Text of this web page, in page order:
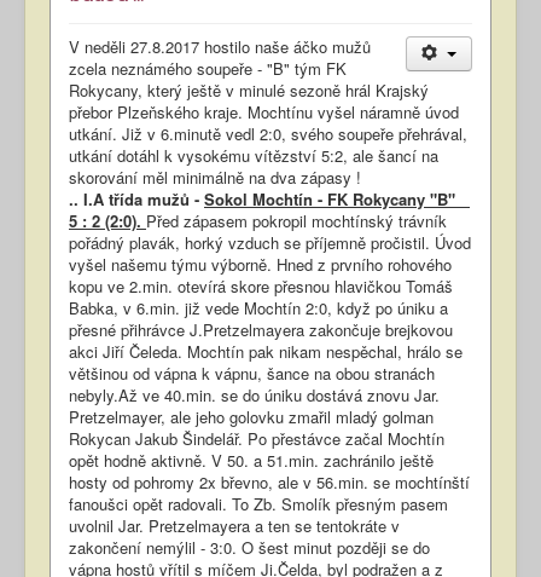
V neděli 27.8.2017 hostilo naše áčko mužů
zcela neznámého soupeře - "B" tým FK
Rokycany, který ještě v minulé sezoně hrál Krajský
přebor Plzeňského kraje. Mochtínu vyšel náramně úvod
utkání. Již v 6.minutě vedl 2:0, svého soupeře přehrával,
utkání dotáhl k vysokému vítězství 5:2, ale šancí na
skorování měl minimálně na dva zápasy !
.. I.A třída mužů - Sokol Mochtín - FK Rokycany "B"
5 : 2 (2:0). Před zápasem pokropil mochtínský trávník
pořádný plavák, horký vzduch se příjemně pročistil. Úvod
vyšel našemu týmu výborně. Hned z prvního rohového
kopu ve 2.min. otevírá skore přesnou hlavičkou Tomáš
Babka, v 6.min. již vede Mochtín 2:0, když po úniku a
přesné přihrávce J.Pretzelmayera zakončuje brejkovou
akci Jiří Čeleda. Mochtín pak nikam nespěchal, hrálo se
většinou od vápna k vápnu, šance na obou stranách
nebyly.Až ve 40.min. se do úniku dostává znovu Jar.
Pretzelmayer, ale jeho golovku zmařil mladý golman
Rokycan Jakub Šindelář. Po přestávce začal Mochtín
opět hodně aktivně. V 50. a 51.min. zachránilo ještě
hosty od pohromy 2x břevno, ale v 56.min. se mochtínští
fanoušci opět radovali. To Zb. Smolík přesným pasem
uvolnil Jar. Pretzelmayera a ten se tentokráte v
zakončení nemýlil - 3:0. O šest minut později se do
vápna hostů vřítil s míčem Ji.Čelda, byl podražen a z